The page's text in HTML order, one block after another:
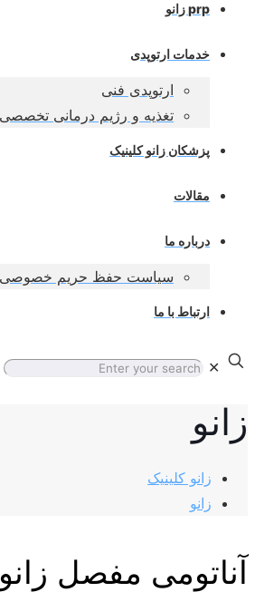
prp زانو
خدمات ارتوپدی
ارتوپدی فنی
تغذیه و رژیم درمانی تخصصی
پزشکان زانو کلینیک
مقالات
درباره ما
سیاست حفظ حریم خصوصی
ارتباط با ما
✕
زانو
زانو کلینیک
زانو
آناتومی مفصل زانو